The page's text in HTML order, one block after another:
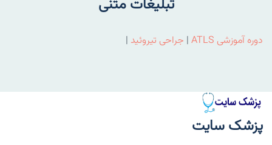
تبلیغات متنی
دوره آموزشی ATLS | جراحی تیروئید |
پزشک سایت